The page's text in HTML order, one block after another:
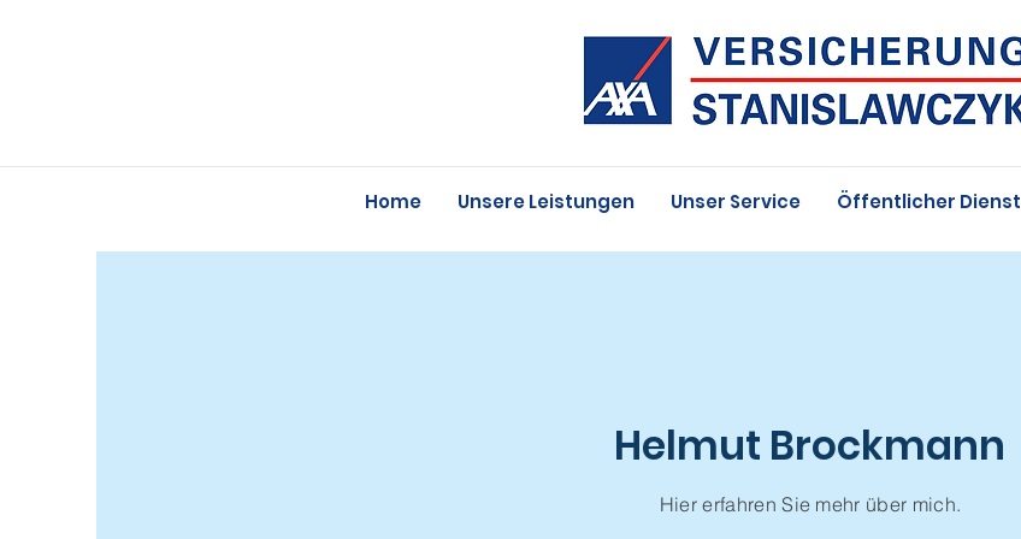
Home Unsere Leistungen Unser Service Öffentlicher Dienst
Helmut Brockmann
Hier erfahren Sie mehr über mich.